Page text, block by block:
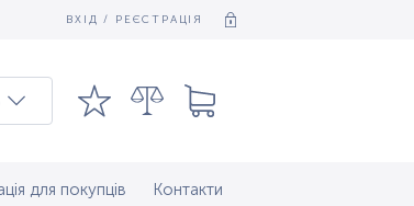
ВХІД / РЕЄСТРАЦІЯ
для покупців Контакти